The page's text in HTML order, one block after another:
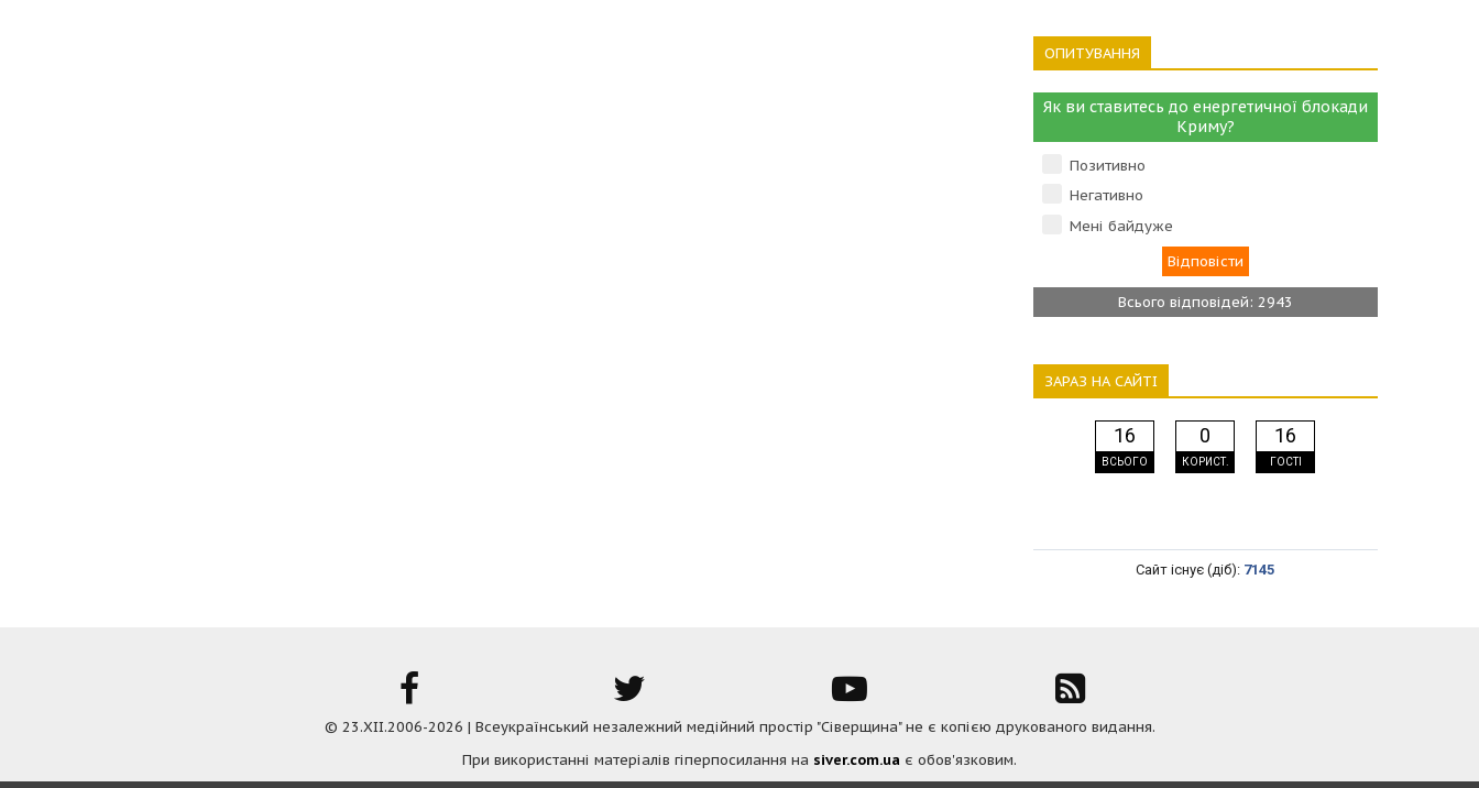
ОПИТУВАННЯ
Як ви ставитесь до енергетичної блокади
Криму?
Позитивно
Негативно
Мені байдуже
Всього відповідей: 2943
ЗАРАЗ НА САЙТІ
16
ВСЬОГО
0
КОРИСТ.
16
ГОСТІ
Сайт існує (діб): 7145
© 23.XII.2006-2026 | Всеукраїнський незалежний медійний простір "Сіверщина" не є копією друкованого видання.
При використанні матеріалів гіперпосилання на siver.com.ua є обов'язковим.